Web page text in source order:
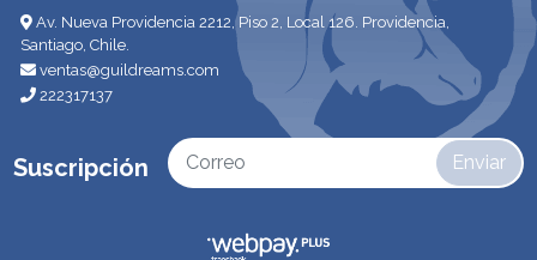
Av. Nueva Providencia 2212, Piso 2, Local 126. Providencia,
Santiago, Chile.
ventas@guildreams.com
222317137
Suscripción Enviar